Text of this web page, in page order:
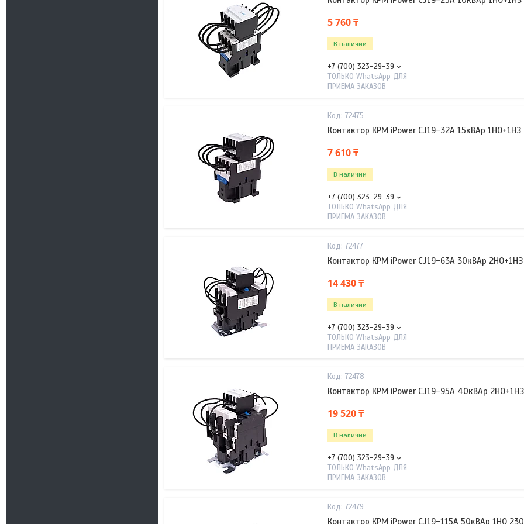
5 760 ₸
В наличии
+7 (700) 323-29-39
ТОЛЬКО WhatsApp ДЛЯ
ПРИЕМА ЗАКАЗОВ
72475
Контактор КРМ iPower CJ19-32A 15кВАр 1НО+1НЗ
7 610 ₸
В наличии
+7 (700) 323-29-39
ТОЛЬКО WhatsApp ДЛЯ
ПРИЕМА ЗАКАЗОВ
72477
Контактор КРМ iPower CJ19-63A 30кВАр
14 430 ₸
В наличии
+7 (700) 323-29-39
ТОЛЬКО WhatsApp ДЛЯ
ПРИЕМА ЗАКАЗОВ
72478
Контактор КРМ iPower CJ19-95A 40кВАр
19 520 ₸
В наличии
+7 (700) 323-29-39
ТОЛЬКО WhatsApp ДЛЯ
ПРИЕМА ЗАКАЗОВ
72479
Контактор КРМ iPower CJ19-115A 50кВАр 1НО